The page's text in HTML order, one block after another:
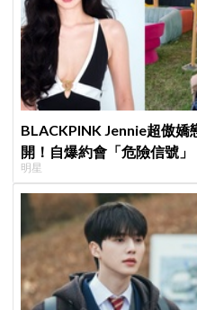
BLACKPINK Jennie超傲嬌
開！自爆約會「危險信號」
曖昧喊卡留懸念
明星